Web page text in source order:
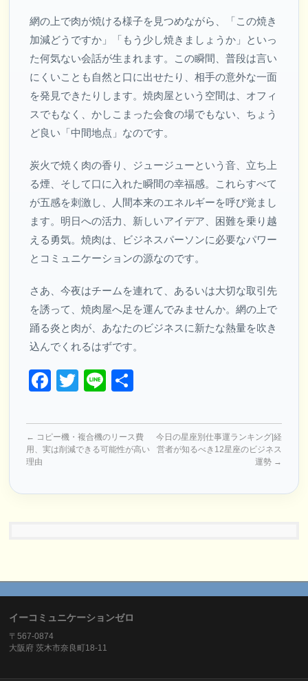
網の上で肉が焼ける様子を見つめながら、「この焼き
加減どうですか」「もう少し焼きましょうか」といっ
た何気ない会話が生まれます。この瞬間、普段は言い
にくいことも自然と口に出せたり、相手の意外な一面
を発見できたりします。焼肉屋という空間は、オフィ
スでもなく、かしこまった会食の場でもない、ちょう
ど良い「中間地点」なのです。
炭火で焼く肉の香り、ジュージューという音、立ち上
る煙、そして口に入れた瞬間の幸福感。これらすべて
が五感を刺激し、人間本来のエネルギーを呼び覚まし
ます。明日への活力、新しいアイデア、困難を乗り越
える勇気。焼肉は、ビジネスパーソンに必要なパワー
とコミュニケーションの源なのです。
さあ、今夜はチームを連れて、あるいは大切な取引先
を誘って、焼肉屋へ足を運んでみませんか。網の上で
踊る炎と肉が、あなたのビジネスに新たな熱量を吹き
込んでくれるはずです。
Facebook
Twitter
Line
← コピー機・複合機のリース費
用、実は削減できる可能性が高い
理由
今日の星座別仕事運ランキング|経
営者が知るべき12星座のビジネス
運勢 →
イーコミュニケーションゼロ
〒567-0874
大阪府 茨木市奈良町18-11